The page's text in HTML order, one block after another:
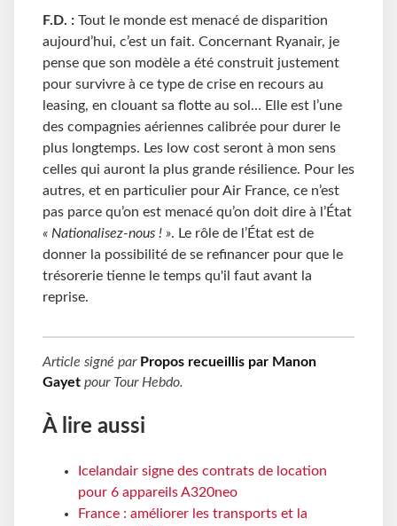
F.D. : Tout le monde est menacé de disparition
aujourd’hui, c’est un fait. Concernant Ryanair, je
pense que son modèle a été construit justement
pour survivre à ce type de crise en recours au
leasing, en clouant sa flotte au sol… Elle est l’une
des compagnies aériennes calibrée pour durer le
plus longtemps. Les low cost seront à mon sens
celles qui auront la plus grande résilience. Pour les
autres, et en particulier pour Air France, ce n’est
pas parce qu’on est menacé qu’on doit dire à l’État
« Nationalisez-nous ! ». Le rôle de l’État est de
donner la possibilité de se refinancer pour que le
trésorerie tienne le temps qu'il faut avant la
reprise.
Article signé par Propos recueillis par Manon
Gayet pour Tour Hebdo.
À lire aussi
Icelandair signe des contrats de location
pour 6 appareils A320neo
France : améliorer les transports et la